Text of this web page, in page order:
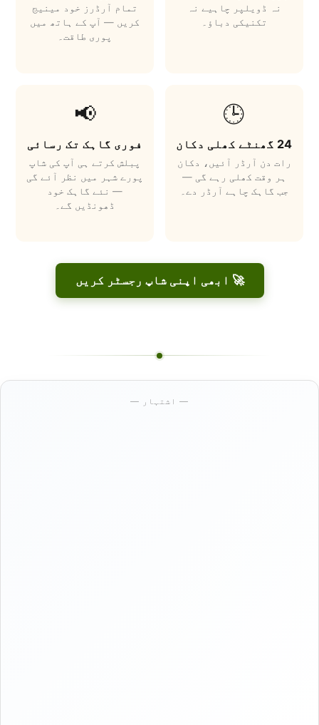
نہ ڈویلپر چاہیے نہ
تکنیکی دباؤ۔
تمام آرڈرز خود مینیج
کریں — آپ کے ہاتھ میں
پوری طاقت۔
🕒
24 گھنٹے کھلی دکان
رات دن آرڈر آئیں، دکان
ہر وقت کھلی رہے گی —
جب گاہک چاہے آرڈر دے۔
📢
فوری گاہک تک رسائی
پبلش کرتے ہی آپ کی شاپ
پورے شہر میں نظر آئے گی
— نئے گاہک خود
ڈھونڈیں گے۔
🚀 ابھی اپنی شاپ رجسٹر کریں
— اشتہار —